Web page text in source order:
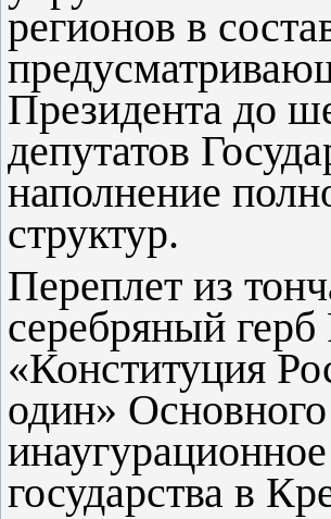
регионов в
Президента до
депутатов
наполнение
структур.
Переплет из
серебряный
«Конституция
один»
государства в